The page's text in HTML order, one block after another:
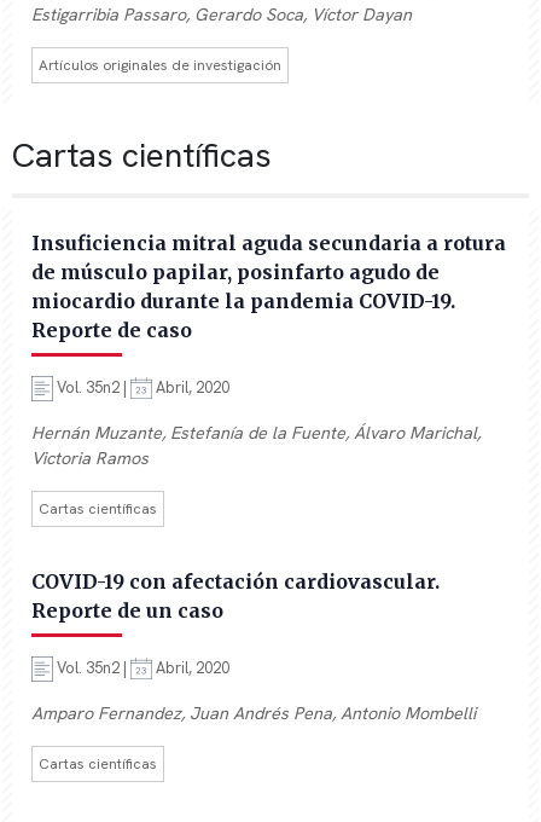
Estigarribia Passaro, Gerardo Soca, Víctor Dayan
Artículos originales de investigación
Cartas científicas
Insuficiencia mitral aguda secundaria a rotura
de músculo papilar, posinfarto agudo de
miocardio durante la pandemia COVID-19.
Reporte de caso
Vol. 35n2 | Abril, 2020
Hernán Muzante, Estefanía de la Fuente, Álvaro Marichal,
Victoria Ramos
Cartas científicas
COVID-19 con afectación cardiovascular.
Reporte de un caso
Vol. 35n2 | Abril, 2020
Amparo Fernandez, Juan Andrés Pena, Antonio Mombelli
Cartas científicas